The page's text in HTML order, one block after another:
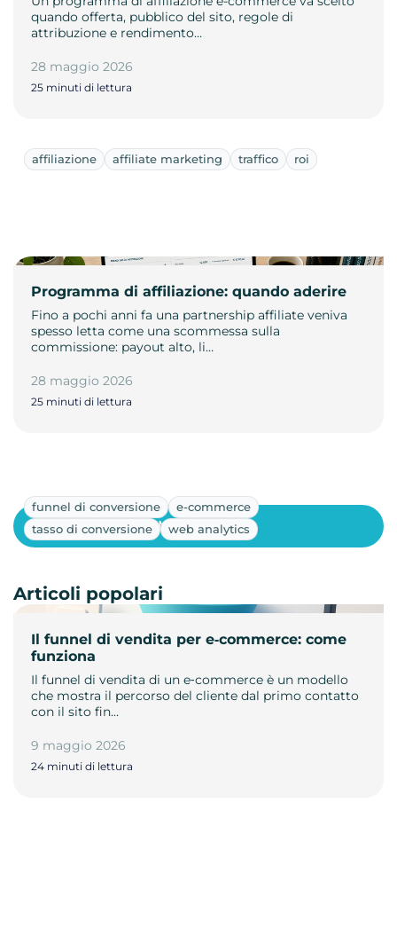
quando offerta, pubblico del sito, regole di
attribuzione e rendimento…
28 maggio 2026
25 minuti di lettura
affiliazione affiliate marketing traffico roi
Programma di affiliazione: quando aderire
Fino a pochi anni fa una partnership affiliate veniva
spesso letta come una scommessa sulla
commissione: payout alto, li…
28 maggio 2026
25 minuti di lettura
funnel di conversione
e-commerce
tasso di conversione
web analytics
Il funnel di vendita per e‑commerce: come
funziona
Il funnel di vendita di un e‑commerce è un modello
che mostra il percorso del cliente dal primo contatto
con il sito fin…
9 maggio 2026
24 minuti di lettura
Mostra altri
Articoli popolari